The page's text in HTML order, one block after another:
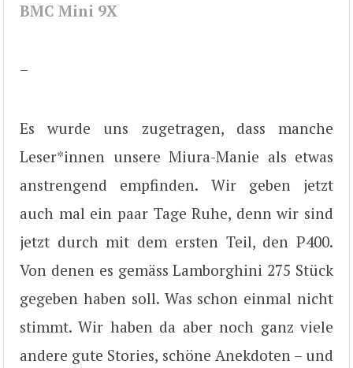
BMC Mini 9X
–
Es wurde uns zugetragen, dass manche
Leser*innen unsere Miura-Manie als etwas
anstrengend empfinden. Wir geben jetzt
auch mal ein paar Tage Ruhe, denn wir sind
jetzt durch mit dem ersten Teil, den P400.
Von denen es gemäss Lamborghini 275 Stück
gegeben haben soll. Was schon einmal nicht
stimmt. Wir haben da aber noch ganz viele
andere gute Stories, schöne Anekdoten – und